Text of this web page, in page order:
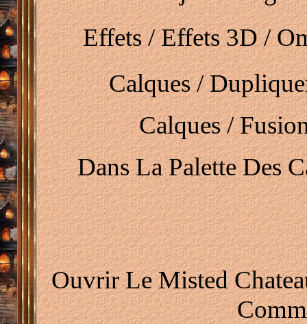
Effets / Effets 3D /
Calques /
Calques /
Dans La Palette Des
Ouvrir Le Misted